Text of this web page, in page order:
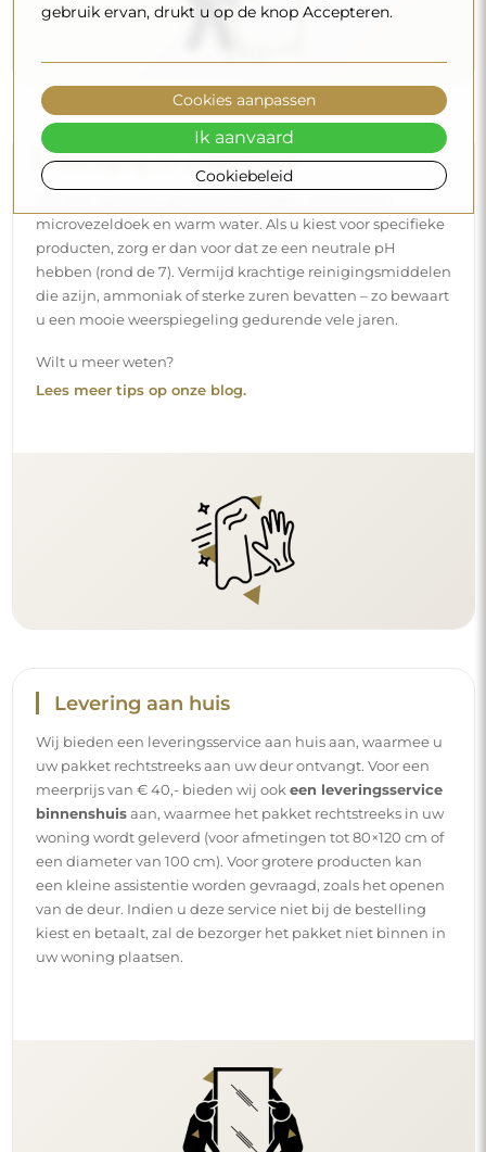
Reiniging en onderhoud
microvezeldoek en warm water. Als u kiest voor specifieke
producten, zorg er dan voor dat ze een neutrale pH
hebben (rond de 7). Vermijd krachtige reinigingsmiddelen
die azijn, ammoniak of sterke zuren bevatten – zo bewaart
u een mooie weerspiegeling gedurende vele jaren.
Wilt u meer weten?
Lees meer tips op onze blog.
Levering aan huis
Wij bieden een leveringsservice aan huis aan, waarmee u
uw pakket rechtstreeks aan uw deur ontvangt. Voor een
meerprijs van € 40,- bieden wij ook een leveringsservice
binnenshuisaan, waarmee het pakket rechtstreeks in uw
woning wordt geleverd (voor afmetingen tot 80×120 cm of
een diameter van 100 cm). Voor grotere producten kan
een kleine assistentie worden gevraagd, zoals het openen
van de deur. Indien u deze service niet bij de bestelling
kiest en betaalt, zal de bezorger het pakket niet binnen in
uw woning plaatsen.
gebruik ervan, drukt u op de knop Accepteren.
Cookiebeleid
Cookies aanpassen
Ik aanvaard